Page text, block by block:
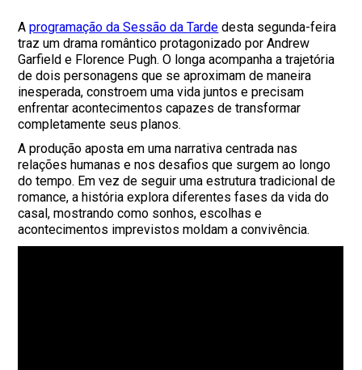
Aprogramação da Sessão da Tarde desta segunda-feira
traz um drama romântico protagonizado por Andrew
Garfield e Florence Pugh. O longa acompanha a trajetória
de dois personagens que se aproximam de maneira
inesperada, constroem uma vida juntos e precisam
enfrentar acontecimentos capazes de transformar
completamente seus planos.
A produção aposta em uma narrativa centrada nas
relações humanas e nos desafios que surgem ao longo
do tempo. Em vez de seguir uma estrutura tradicional de
romance, a história explora diferentes fases da vida do
casal, mostrando como sonhos, escolhas e
acontecimentos imprevistos moldam a convivência.